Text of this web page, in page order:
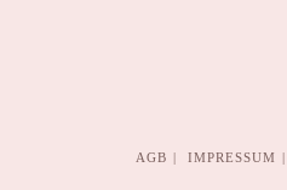
AGB IMPRESSUM